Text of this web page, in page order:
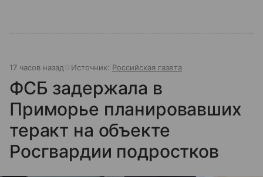
17 часов назад Источник: Российская газета
ФСБ задержала в
Приморье планировавших
теракт на объекте
Росгвардии подростков